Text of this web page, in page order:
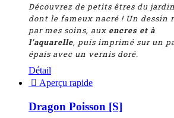
Découvrez de petits êtres du
dont le fameux nacré ! Un dessin
par mes soins, aux encres et à
l'aquarelle, puis imprimé sur un
épais avec un vernis doré.
Détail
 Aperçu rapide
Dragon Poisson [S]